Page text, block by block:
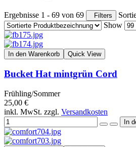
Ergebnisse 1 - 69 von 69 Filters
Show
In den Warenkorb Quick View
Bucket Hat mintgrün Cord
Frühling/Sommer
25,00 €
inkl. MwSt. zzgl. Versandkosten